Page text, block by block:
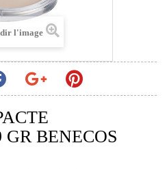
l'image
BENECOS